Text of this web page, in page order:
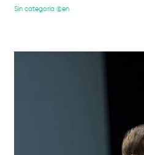
Sin categoría @en